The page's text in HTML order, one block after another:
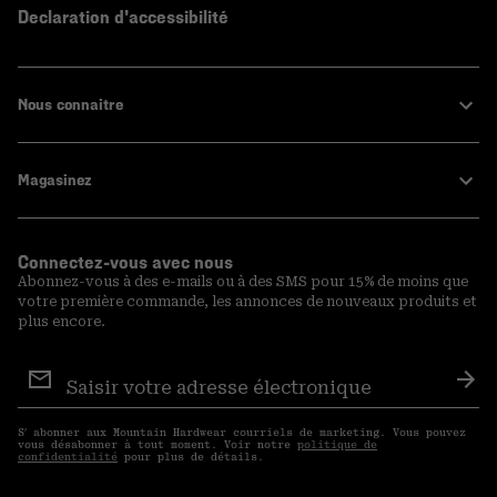
Declaration d'accessibilité
Nous connaitre
Magasinez
Connectez-vous avec nous
Abonnez-vous à des e-mails ou à des SMS pour 15% de moins que
votre première commande, les annonces de nouveaux produits et
plus encore.
aux
courriels
S′ abonner aux Mountain Hardwear courriels de marketing. Vous pouvez
vous désabonner à tout moment. Voir notre politique de
confidentialité pour plus de détails.